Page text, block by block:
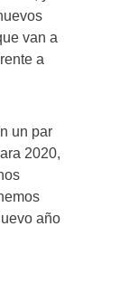
van a
a
un par
2020,
año